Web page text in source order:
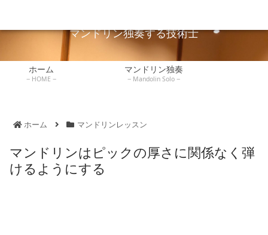
マンドリン独奏する技術士
ホーム
HOME
マンドリン独奏
Mandolin Solo
ホーム マンドリンレッスン
マンドリンはピックの厚さに関係なく弾
けるようにする